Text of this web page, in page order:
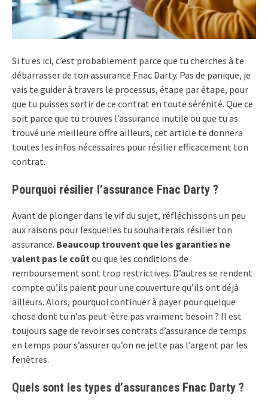
Si tu es ici, c’est probablement parce que tu cherches à te
débarrasser de ton assurance Fnac Darty. Pas de panique, je
vais te guider à travers le processus, étape par étape, pour
que tu puisses sortir de ce contrat en toute sérénité. Que ce
soit parce que tu trouves l’assurance inutile ou que tu as
trouvé une meilleure offre ailleurs, cet article te donnera
toutes les infos nécessaires pour résilier efficacement ton
contrat.
Pourquoi résilier l’assurance Fnac Darty ?
Avant de plonger dans le vif du sujet, réfléchissons un peu
aux raisons pour lesquelles tu souhaiterais résilier ton
assurance. Beaucoup trouvent que les garanties ne
valent pas le coût ou que les conditions de
remboursement sont trop restrictives. D’autres se rendent
compte qu’ils paient pour une couverture qu’ils ont déjà
ailleurs. Alors, pourquoi continuer à payer pour quelque
chose dont tu n’as peut-être pas vraiment besoin ? Il est
toujours sage de revoir ses contrats d’assurance de temps
en temps pour s’assurer qu’on ne jette pas l’argent par les
fenêtres.
Quels sont les types d’assurances Fnac Darty ?